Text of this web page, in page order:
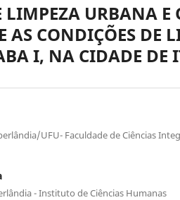
LIMPEZA URBANA
AS CONDIÇÕES
I, NA CIDADE DE
UFU- Faculdade de Ciências
- Instituto de Ciências Humanas